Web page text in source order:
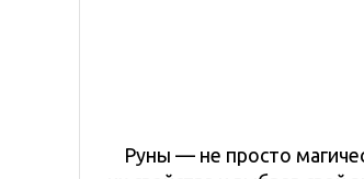
Руны — не просто